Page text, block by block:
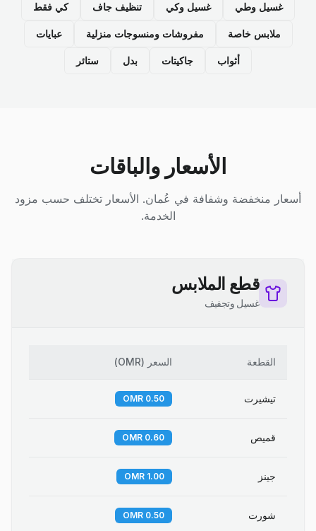
غسيل وطي غسيل وكي تنظيف جاف كي فقط
ملابس خاصة مفروشات ومنسوجات منزلية عبايات
أثواب جاكيتات بدل ستائر
الأسعار والباقات
أسعار منخفضة وشفافة في عُمان. الأسعار تختلف حسب مزود
الخدمة.
قطع الملابس
غسيل وتجفيف
القطعة السعر (
OMR
)
تيشيرت 0.50 OMR
قميص 0.60 OMR
جينز 1.00 OMR
شورت 0.50 OMR